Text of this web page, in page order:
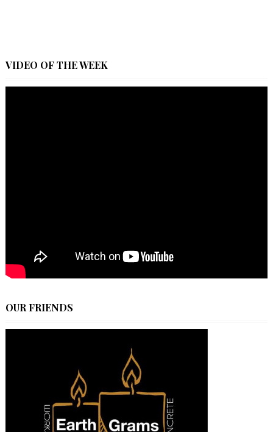
VIDEO OF THE WEEK
OUR FRIENDS